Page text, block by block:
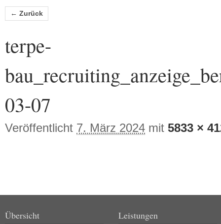
Bilder-Navigation
← Zurück
terpe-
03-07
Veröffentlicht 7. März 2024 mit 5833 ×
Übersicht Leistungen